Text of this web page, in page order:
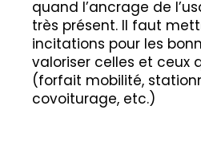
quand l’ancrage de
très présent. Il faut
incitations pour les
valoriser celles et ceux
(forfait mobilité,
covoiturage, etc.)